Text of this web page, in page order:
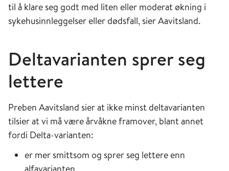
til å klare seg godt med liten eller moderat økning i
sykehusinnleggelser eller dødsfall, sier Aavitsland.
Deltavarianten sprer seg
lettere
Preben Aavitsland sier at ikke minst deltavarianten
tilsier at vi må være årvåkne framover, blant annet
fordi Delta-varianten:
er mer smittsom og sprer seg lettere enn